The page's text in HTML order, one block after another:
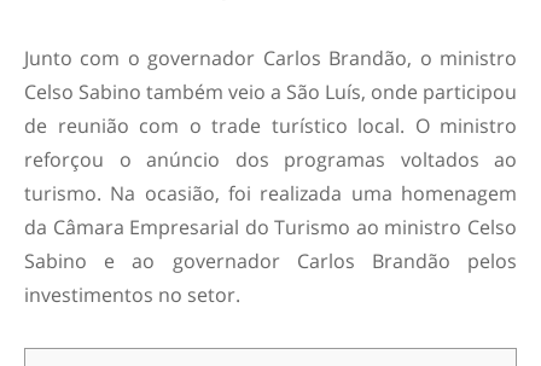
Junto com o governador Carlos Brandão, o ministro
Celso Sabino também veio a São Luís, onde participou
de reunião com o trade turístico local. O ministro
reforçou o anúncio dos programas voltados ao
turismo. Na ocasião, foi realizada uma homenagem
da Câmara Empresarial do Turismo ao ministro Celso
Sabino e ao governador Carlos Brandão pelos
investimentos no setor.